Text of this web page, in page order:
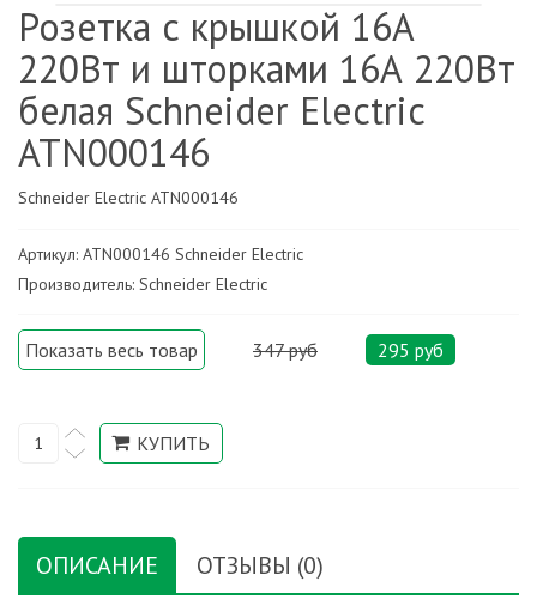
Розетка с крышкой 16А
220Вт и шторками 16А 220Вт
белая Schneider Electric
ATN000146
Schneider Electric ATN000146
Артикул: ATN000146 Schneider Electric
Производитель: Schneider Electric
Показать весь товар 347 руб 295 руб
ОПИСАНИЕ ОТЗЫВЫ (0)